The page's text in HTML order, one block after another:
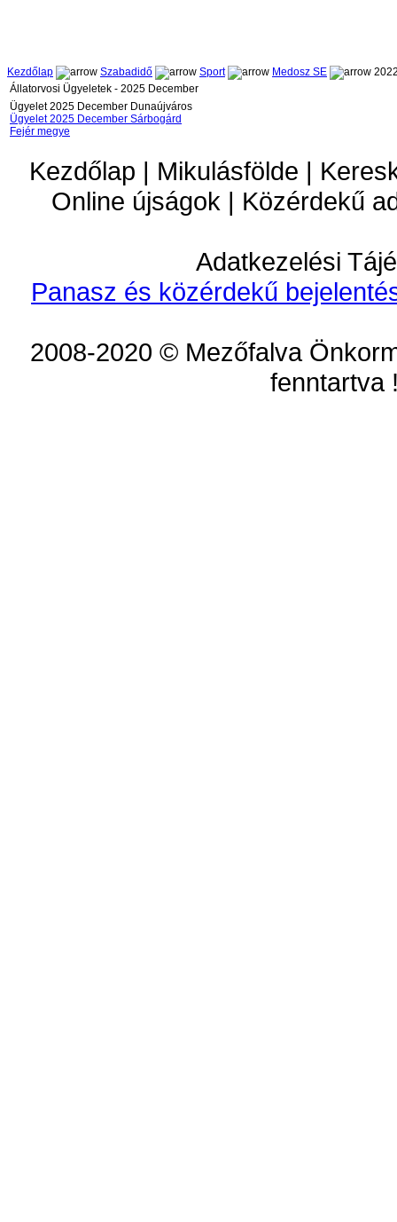
Kezdőlap Szabadidő Sport Medosz SE
Állatorvosi Ügyeletek - 2025 December
Ügyelet 2025 December Dunaújváros
Ügyelet 2025 December Sárbogárd
Fejér megye
Kezdőlap | Mikulásfölde |
Online újságok | Közérdekű
Adatkezelési
Panasz és közérdekű
2008-2020 © Mezőfalva
fenntartva